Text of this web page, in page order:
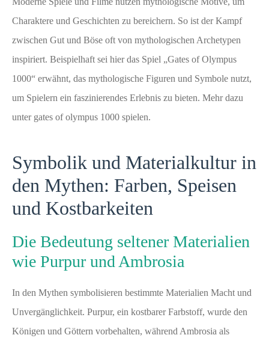
Charaktere und Geschichten zu bereichern. So ist der Kampf
zwischen Gut und Böse oft von mythologischen Archetypen
inspiriert. Beispielhaft sei hier das Spiel „Gates of Olympus
1000“ erwähnt, das mythologische Figuren und Symbole nutzt,
um Spielern ein faszinierendes Erlebnis zu bieten. Mehr dazu
unter gates of olympus 1000 spielen.
Symbolik und Materialkultur in
den Mythen: Farben, Speisen
und Kostbarkeiten
Die Bedeutung seltener Materialien
wie Purpur und Ambrosia
In den Mythen symbolisieren bestimmte Materialien Macht und
Unvergänglichkeit. Purpur, ein kostbarer Farbstoff, wurde den
Königen und Göttern vorbehalten, während Ambrosia als